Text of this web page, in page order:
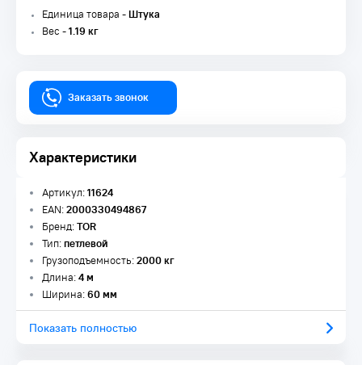
Единица товара -Штука
Вес -1.19 кг
Заказать звонок
Характеристики
Артикул:11624
EAN:2000330494867
Бренд:TOR
Тип:петлевой
Грузоподъемность:2000 кг
Длина:4 м
Ширина:60 мм
Показать полностью